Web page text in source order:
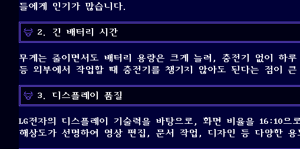
들에게 인기가 많습니다.
2. 긴 배터리 시간
무게는 줄이면서도 배터리 용량은 크게 늘려, 충전기 없이 하
등 외부에서 작업할 때 충전기를 챙기지 않아도 된다는 점이 큰
3. 디스플레이 품질
LG전자의 디스플레이 기술력을 바탕으로, 화면 비율을 16:10
해상도가 선명하여 영상 편집, 문서 작업, 디자인 등 다양한 용